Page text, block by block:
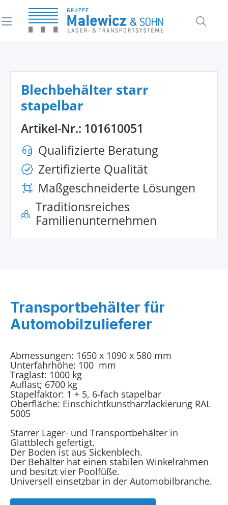
springen
Blechbehälter starr
stapelbar
Artikel-Nr.: 101610051
Qualifizierte Beratung
Zertifizierte Qualität
Maßgeschneiderte Lösungen
Traditionsreiches
Familienunternehmen
Transportbehälter für
Automobilzulieferer
Abmessungen: 1650 x 1090 x 580 mm
Unterfahrhöhe: 100 mm
Traglast: 1000 kg
Auflast; 6700 kg
Stapelfaktor: 1 + 5, 6-fach stapelbar
Oberfläche: Einschichtkunstharzlackierung RAL
5005
Starrer Lager- und Transportbehälter in
Glattblech gefertigt.
Der Boden ist aus Sickenblech.
Der Behälter hat einen stabilen Winkelrahmen
und besitzt vier Poolfüße.
Universell einsetzbar in der Automobilbranche.